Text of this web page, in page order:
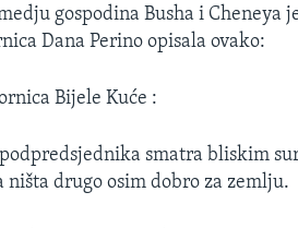
gospodina Busha i Cheneya
Dana Perino opisala ovako:
Bijele Kuće :
smatra bliskim
drugo osim dobro za zemlju.